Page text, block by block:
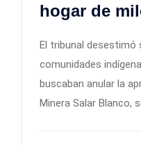
hogar de
El tribunal desestimó
comunidades
buscaban anular la
Minera Salar Blanco,